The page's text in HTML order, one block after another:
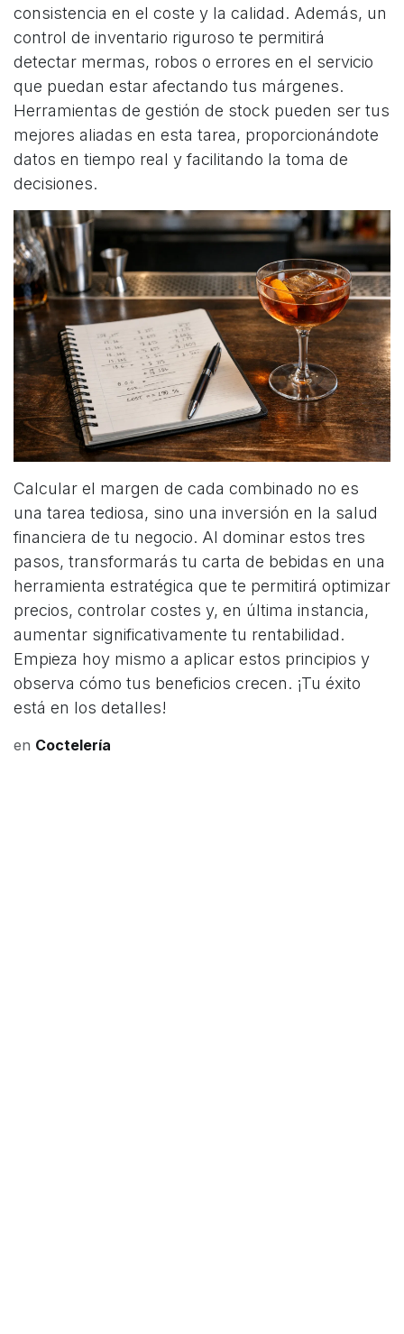
consistencia en el coste y la calidad. Además, un
control de inventario riguroso te permitirá
detectar mermas, robos o errores en el servicio
que puedan estar afectando tus márgenes.
Herramientas de gestión de stock pueden ser tus
mejores aliadas en esta tarea, proporcionándote
datos en tiempo real y facilitando la toma de
decisiones.
Calcular el margen de cada combinado no es
una tarea tediosa, sino una inversión en la salud
financiera de tu negocio. Al dominar estos tres
pasos, transformarás tu carta de bebidas en una
herramienta estratégica que te permitirá optimizar
precios, controlar costes y, en última instancia,
aumentar significativamente tu rentabilidad.
Empieza hoy mismo a aplicar estos principios y
observa cómo tus beneficios crecen. ¡Tu éxito
está en los detalles!
en Coctelería